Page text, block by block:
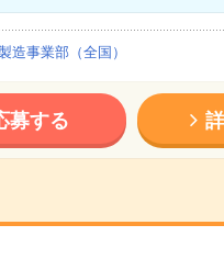
事業部（全国）
募する